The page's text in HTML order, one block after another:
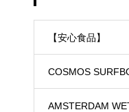
【安心食品】
COSMOS
ド）
AMSTERDAM